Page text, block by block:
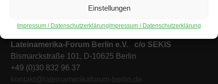
Einstellungen
Impressum / Datenschutzerklärung Impressum / Datenschutzerklärung
KONTAKT
Lateinamerika-Forum Berlin e.V. c/o SEKIS
Bismarckstraße 101, D-10625 Berlin
+49 (0)30 832 96 37
kontakt@lateinamerikaforum-berlin.de